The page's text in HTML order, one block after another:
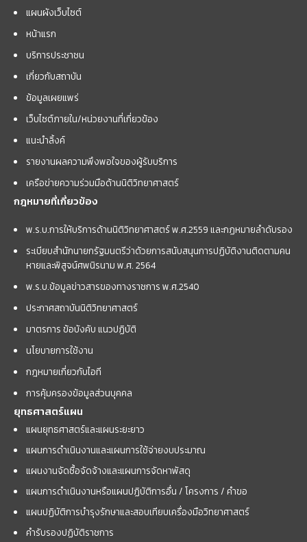
แผนผังเว็บไซต์
หน้าแรก
บริการประชาชน
เกี่ยวกับสถาบัน
ข้อมูลเผยแพร่
เว็บไซต์ภายใน/หน่วยงานที่เกี่ยวข้อง
แนะนำลิ้งค์
รายงานผลความพึงพอใจของผู้รับบริการ
เครือข่ายความร่วมมือด้านนิติวิทยาศาสตร์
กฎหมายที่เกี่ยวข้อง
พ.ร.บ.การให้บริการด้านนิติวิทยาศาสตร์ พ.ศ.2559 และกฏหมายลำดับรอง
ระเบียบสำนักนายกรัฐมนตรีว่าด้วยการสนับสนุนการปฏิบัติงานติดตามคน
หายและพิสูจน์ศพนิรนาม พ.ศ. 2564
พ.ร.บ.ข้อมูลข่าวสารของทางราชการ พ.ศ.2540
ประกาศสถาบันนิติวิทยาศาสตร์
มาตรการ ข้อบังคับ แนวปฏิบัติ
นโยบายการใช้งาน
กฎหมายเกี่ยวกับไอที
การคุ้มครองข้อมูลส่วนบุคคล
ยุทธศาสตร์แผน
แผนยุทธศาสตร์และแผนระยะยาว
แผนการดำเนินงานและแผนการใช้จ่ายงบประมาณ
แผนงานจัดซื้อจัดจ้างและแผนการจัดหาพัสดุ
แผนการดำเนินงานหรือแผนปฏิบัติการอื่น / โครงการ / คำขอ
แผนปฏิบัติการบำรุงรักษาและสอบเทียบเครื่องมือวิทยาศาสตร์
คำรับรองปฏิบัติราชการ